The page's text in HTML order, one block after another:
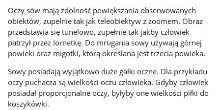
Oczy sów mają zdolność powiększania obserwowanych
obiektów, zupełnie tak jak teleobiektyw z zoomem. Obraz
przedstawia się tunelowo, zupełnie tak jakby człowiek
patrzył przez lornetkę. Do mrugania sowy używają górnej
powieki oraz migotki, którą określana jest trzecia powieka.
Sowy posiadają wyjątkowo duże gałki oczne. Dla przykładu
oczy puchacza są wielkości oczu człowieka. Gdyby człowiek
posiadał proporcjonalne oczy, byłyby one wielkości piłki do
koszykówki.